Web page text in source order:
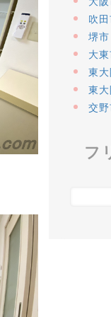
吹
堺
大
東
東
交
フ